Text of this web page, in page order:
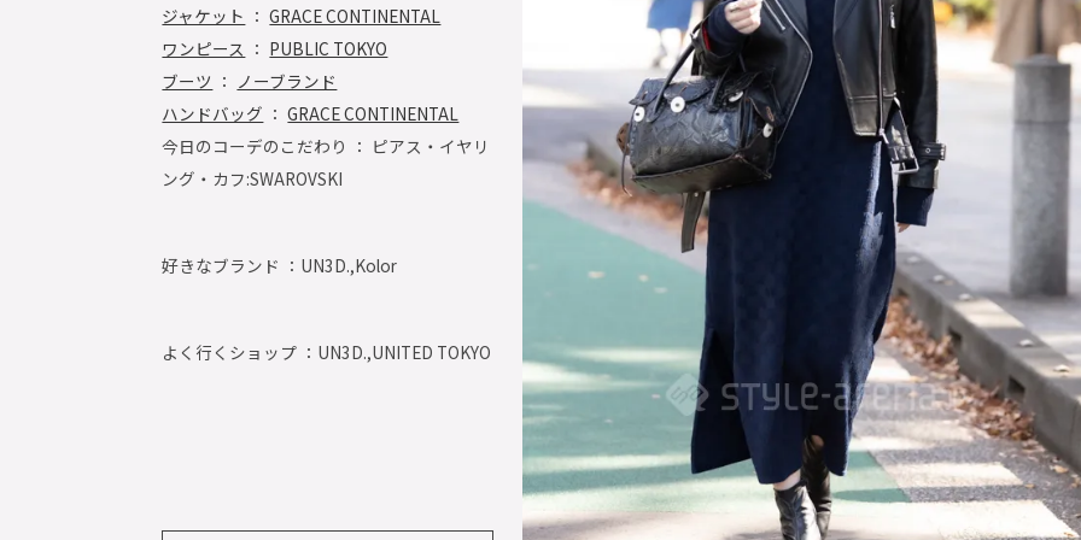
ジャケット ：GRACE CONTINENTAL
ワンピース ： PUBLIC TOKYO
ブーツ ： ノーブランド
ハンドバッグ ：GRACE CONTINENTAL
今日のコーデのこだわり ： ピアス・イヤリ
ング・カフ:SWAROVSKI
好きなブランド ： UN3D.,Kolor
よく行くショップ ： UN3D.,UNITED TOKYO